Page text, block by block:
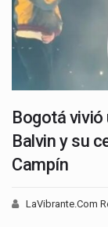
Bogotá
Balvin y su
Campín
LaVibrante.Com